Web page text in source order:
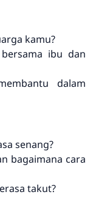
kamu?
ibu dan
dalam
senang?
bagaimana cara
takut?